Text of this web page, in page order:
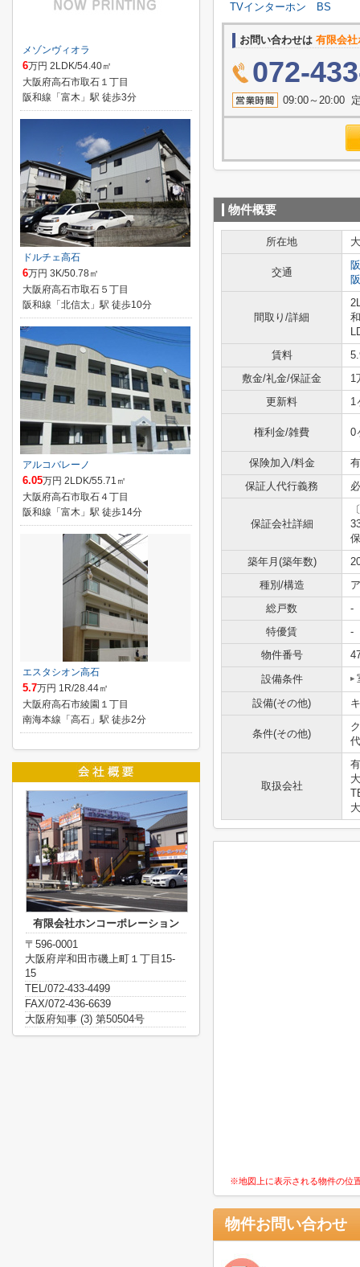
TVインターホン BS
お問い合わせは 有限会
072-
09:00～20:00
物件概要
所在地
交通
間取り/詳細
賃料
敷金/礼金/保証金
1
更新料
1
権利金/雑費 0
保険加入/料金
保証人代行義務
保証会社詳細
築年月(築年数)
種別/構造
総戸数
-
特優賃
-
物件番号
設備条件
設備(その他)
条件(その他)
取扱会社
※地図上に表示される物件の位
物件お問い合わせ
メゾンヴィオラ
6万円 2LDK/54.40㎡
大阪府高石市取石１丁目
阪和線「富木」駅 徒歩3分
ドルチェ高石
6万円 3K/50.78㎡
大阪府高石市取石５丁目
阪和線「北信太」駅 徒歩10分
アルコバレーノ
6.05万円 2LDK/55.71㎡
大阪府高石市取石４丁目
阪和線「富木」駅 徒歩14分
エスタシオン高石
5.7万円 1R/28.44㎡
大阪府高石市綾園１丁目
南海本線「高石」駅 徒歩2分
有限会社ホンコーポレーション
〒596-0001
大阪府岸和田市磯上町１丁目15-
15
TEL/072-433-4499
FAX/072-436-6639
大阪府知事 (3) 第50504号